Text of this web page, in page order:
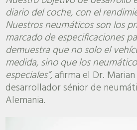
diario del coche, con el
Nuestros neumáticos son los
marcado de especificaciones
demuestra que no solo el
medida, sino que los
especiales”, afirma el Dr.
desarrollador sénior de
Alemania.